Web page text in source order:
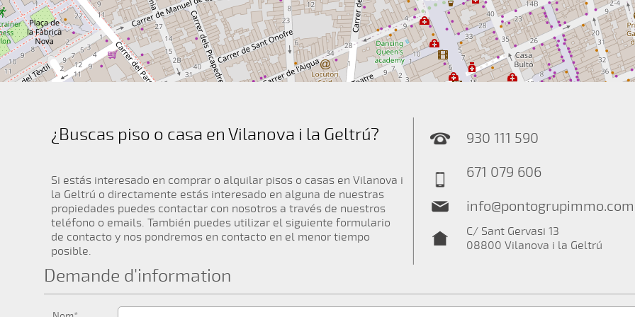
¿Buscas piso o casa en Vilanova i la Geltrú?
Si estás interesado en comprar o alquilar pisos o casas en Vilanova i
la Geltrú o directamente estás interesado en alguna de nuestras
propiedades puedes contactar con nosotros a través de nuestros
teléfono o emails. También puedes utilizar el siguiente formulario
de contacto y nos pondremos en contacto en el menor tiempo
posible.
930 111 590
671 079 606
info@pontogrupimmo.com
C/ Sant Gervasi 13
08800 Vilanova i la Geltrú
Demande d'information